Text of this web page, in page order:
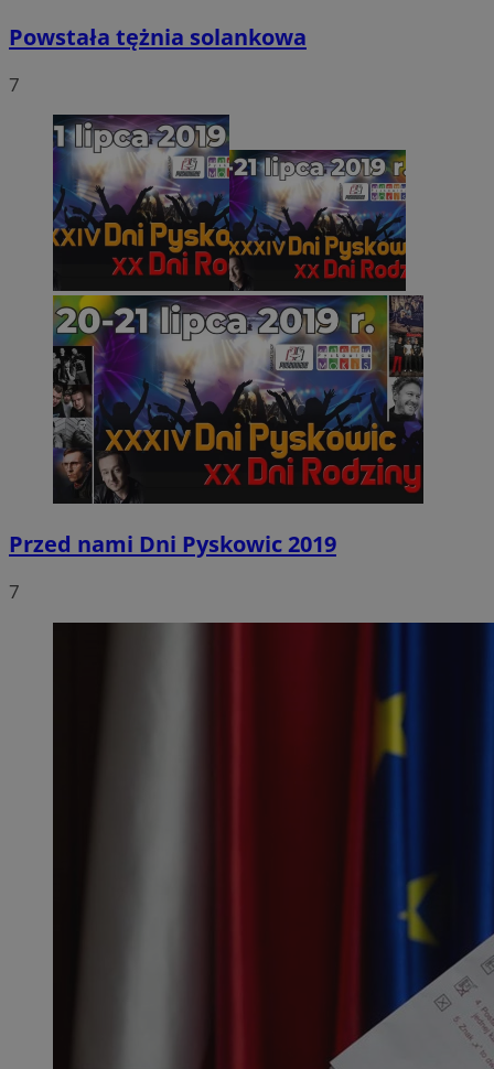
Powstała tężnia solankowa
7
Przed nami Dni Pyskowic 2019
7